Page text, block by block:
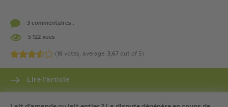
3 commentaires .
5 122 vues
(18 votes, average: 3,67 out of 5)
Lire l’article